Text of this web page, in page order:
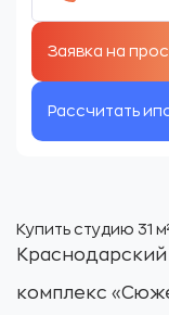
Рассчитать
Купить студию
комплекс